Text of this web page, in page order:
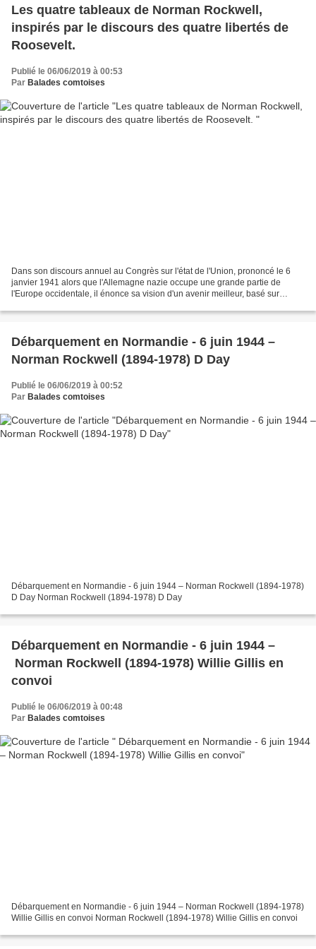
Les quatre tableaux de Norman Rockwell,
inspirés par le discours des quatre libertés de
Roosevelt.
Publié le 06/06/2019 à 00:53
Par Balades comtoises
Dans son discours annuel au Congrès sur l'état de l'Union, prononcé le 6
janvier 1941 alors que l'Allemagne nazie occupe une grande partie de
l'Europe occidentale, il énonce sa vision d'un avenir meilleur, basé sur
Débarquement en Normandie - 6 juin 1944 –
Norman Rockwell (1894-1978) D Day
Publié le 06/06/2019 à 00:52
Par Balades comtoises
Débarquement en Normandie - 6 juin 1944 – Norman Rockwell (1894-1978)
D Day Norman Rockwell (1894-1978) D Day
Débarquement en Normandie - 6 juin 1944 –
Norman Rockwell (1894-1978) Willie Gillis en
convoi
Publié le 06/06/2019 à 00:48
Par Balades comtoises
Débarquement en Normandie - 6 juin 1944 – Norman Rockwell (1894-1978)
Willie Gillis en convoi Norman Rockwell (1894-1978) Willie Gillis en convoi